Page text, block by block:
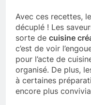
Avec ces recettes,
décuplé ! Les
sorte de cuisine
c’est de voir
pour l’acte de
organisé. De plus,
à certaines
encore plus